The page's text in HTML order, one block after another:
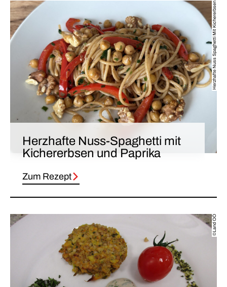
Herzhafte Nuss Spaghetti Mit Kichererbsen
Herzhafte Nuss-Spaghetti mit
Kichererbsen und Paprika
Zum Rezept
©Land OÖ